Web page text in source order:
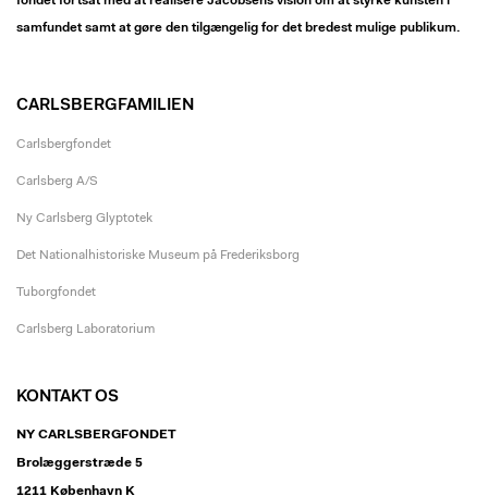
samfundet samt at gøre den tilgængelig for det bredest mulige publikum.
CARLSBERGFAMILIEN
Carlsbergfondet
Carlsberg A/S
Ny Carlsberg Glyptotek
Det Nationalhistoriske Museum på Frederiksborg
Tuborgfondet
Carlsberg Laboratorium
KONTAKT OS
NY CARLSBERGFONDET
Brolæggerstræde 5
1211 København K